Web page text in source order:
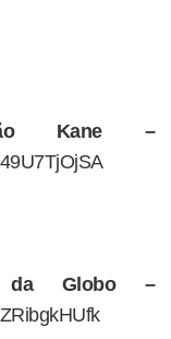
Kane –
da Globo –